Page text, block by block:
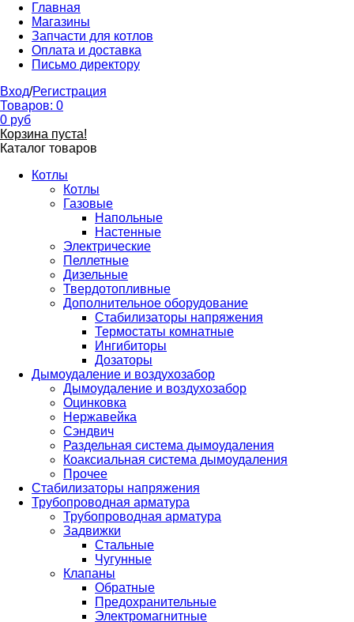
Главная
Магазины
Запчасти для котлов
Оплата и доставка
Письмо директору
Вход/Регистрация
Товаров: 0
0 руб
Корзина пуста!
Каталог товаров
Котлы
Котлы
Газовые
Напольные
Настенные
Электрические
Пеллетные
Дизельные
Твердотопливные
Дополнительное оборудование
Стабилизаторы напряжения
Термостаты комнатные
Ингибиторы
Дозаторы
Дымоудаление и воздухозабор
Дымоудаление и воздухозабор
Оцинковка
Нержавейка
Сэндвич
Раздельная система дымоудаления
Коаксиальная система дымоудаления
Прочее
Стабилизаторы напряжения
Трубопроводная арматура
Трубопроводная арматура
Задвижки
Стальные
Чугунные
Клапаны
Обратные
Предохранительные
Электромагнитные